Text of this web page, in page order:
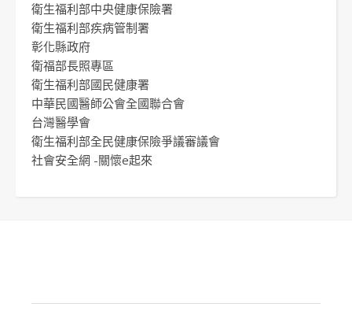
衛生福利部中央健康保險署
衛生福利部疾病管制署
彰化縣政府
衛福部長照專區
衛生福利部國民健康署
中華民國醫師公會全國聯合會
台灣醫學會
衛生福利部全民健康保險爭議審議會
社會安全網 -關懷e起來